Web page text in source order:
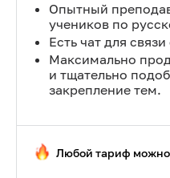
Опытный
учеников по
Есть чат для
Максимально
и тщательно
закрепление тем.
Любой тариф можно